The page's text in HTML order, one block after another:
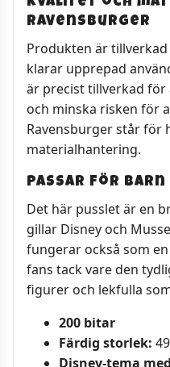
Ravensburger
Produkten är
klarar upprepad
är precist tillverkad
och minska risken för
Ravensburger står för
materialhantering.
Passar för barn
Det här pusslet är en
gillar Disney och
fungerar också som
fans tack vare den
figurer och lekfulla
200 bitar
Färdig storlek:
Disney-tema